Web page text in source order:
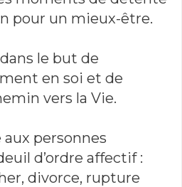
pour un mieux-être.
le but de
en soi et de
vers la Vie.
aux personnes
d’ordre affectif :
divorce, rupture